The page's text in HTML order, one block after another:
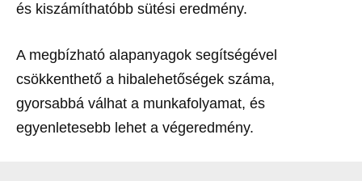
és kiszámíthatóbb sütési eredmény.
A megbízható alapanyagok segítségével
csökkenthető a hibalehetőségek száma,
gyorsabbá válhat a munkafolyamat, és
egyenletesebb lehet a végeredmény.